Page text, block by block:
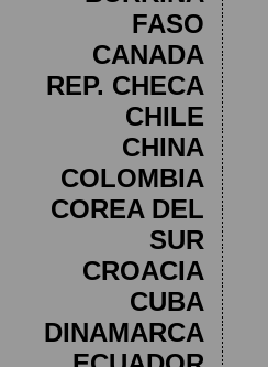
FASO
CANADA
REP. CHECA
CHILE
CHINA
COLOMBIA
COREA DEL
SUR
CROACIA
CUBA
DINAMARCA